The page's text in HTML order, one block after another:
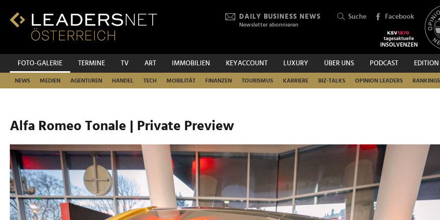
Inhalt
Fußzeilen-
Hauptnavigation
DAILY BUSINESS NEWS
Newsletter abonnieren
Suche Facebook
FOTO-GALERIE TERMINE TV ART IMMOBILIEN KEYACCOUNT LUXURY ÜBER UNS PODCAST EDITION
NEWS MEDIEN AGENTUREN HANDEL TECH MOBILITÄT FINANZEN TOURISMUS KARRIERE BIZ-TALKS OPINION LEADERS RANKINGS
SUCHEN
Alfa Romeo Tonale | Private Preview